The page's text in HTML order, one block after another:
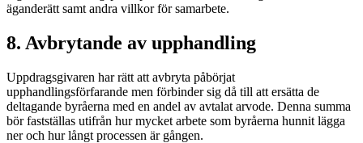
äganderätt samt andra villkor för samarbete.
8. Avbrytande av upphandling
Uppdragsgivaren har rätt att avbryta påbörjat
upphandlingsförfarande men förbinder sig då till att ersätta de
deltagande byråerna med en andel av avtalat arvode. Denna summa
bör fastställas utifrån hur mycket arbete som byråerna hunnit lägga
ner och hur långt processen är gången.